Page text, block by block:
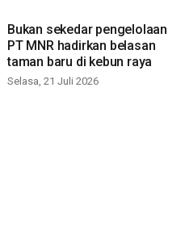
Bukan sekedar pengelolaan
PT MNR hadirkan belasan
taman baru di kebun raya
Selasa, 21 Juli 2026